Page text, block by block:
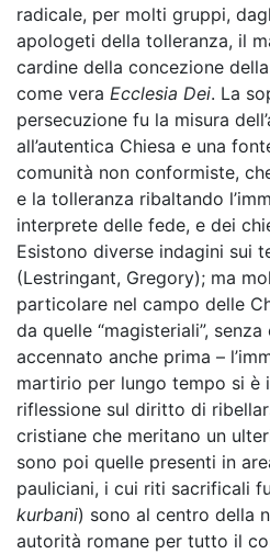
radicale, per molti gruppi,
apologeti della tolleranza, il
cardine della concezione
come vera Ecclesia Dei. La
persecuzione fu la misura
all’autentica Chiesa e una
comunità non conformiste,
e la tolleranza ribaltando
interprete delle fede, e dei
Esistono diverse indagini sui
(Lestringant, Gregory); ma
particolare nel campo delle
da quelle “magisteriali”,
accennato anche prima –
martirio per lungo tempo si è
riflessione sul diritto di
cristiane che meritano un
sono poi quelle presenti in
pauliciani, i cui riti sacrificali
kurbani) sono al centro della
autorità romane per tutto il